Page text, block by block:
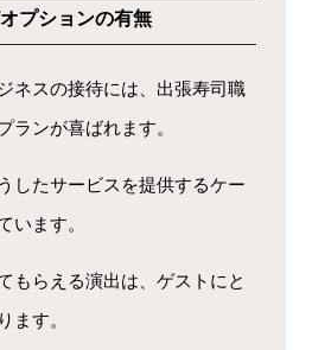
プションの有無
ネスの接待には、出張寿司職
ランが喜ばれます。
したサービスを提供するケー
います。
もらえる演出は、ゲストにと
ます。